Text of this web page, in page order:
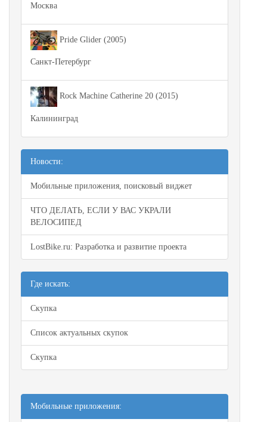
Москва
Pride Glider (2005)
Санкт-Петербург
Rock Machine Catherine 20 (2015)
Калининград
Новости:
Мобильные приложения, поисковый виджет
ЧТО ДЕЛАТЬ, ЕСЛИ У ВАС УКРАЛИ
ВЕЛОСИПЕД
LostBike.ru: Разработка и развитие проекта
Где искать:
Скупка
Список актуальных скупок
Скупка
Мобильные приложения: